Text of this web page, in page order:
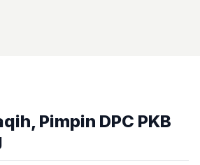
Pimpin DPC PKB